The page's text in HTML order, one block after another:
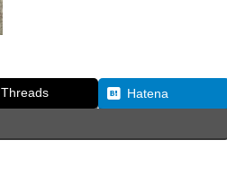
Threads Hatena